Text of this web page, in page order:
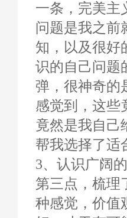
一条，完美主
问题是我之前
知，以及很好
识的自己问题
弹，很神奇的
感觉到，这些
竟然是我自己
帮我选择了适
3、认识广阔
第三点，梳理
种感觉，价值